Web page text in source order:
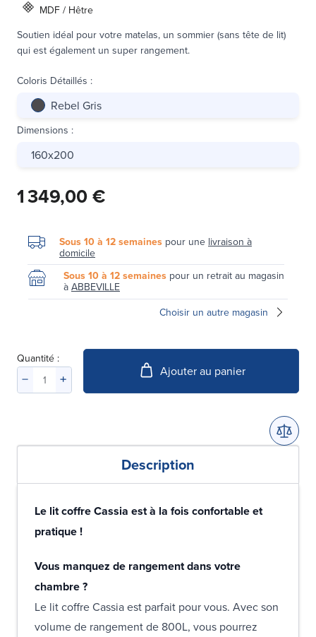
MDF / Hêtre
Soutien idéal pour votre matelas, un sommier (sans tête de lit)
qui est également un super rangement.
Coloris Détaillés :
Rebel Gris
Dimensions :
160x200
1 349,00 €
Sous 10 à 12 semaines pour une livraison à
domicile
Sous 10 à 12 semaines pour un retrait au magasin
à ABBEVILLE
Choisir un autre magasin
Quantité :
Ajouter au panier
Description
Le lit coffre Cassia est à la fois confortable et
pratique !
Vous manquez de rangement dans votre
chambre ?
Le lit coffre Cassia est parfait pour vous. Avec son
volume de rangement de 800L, vous pourrez